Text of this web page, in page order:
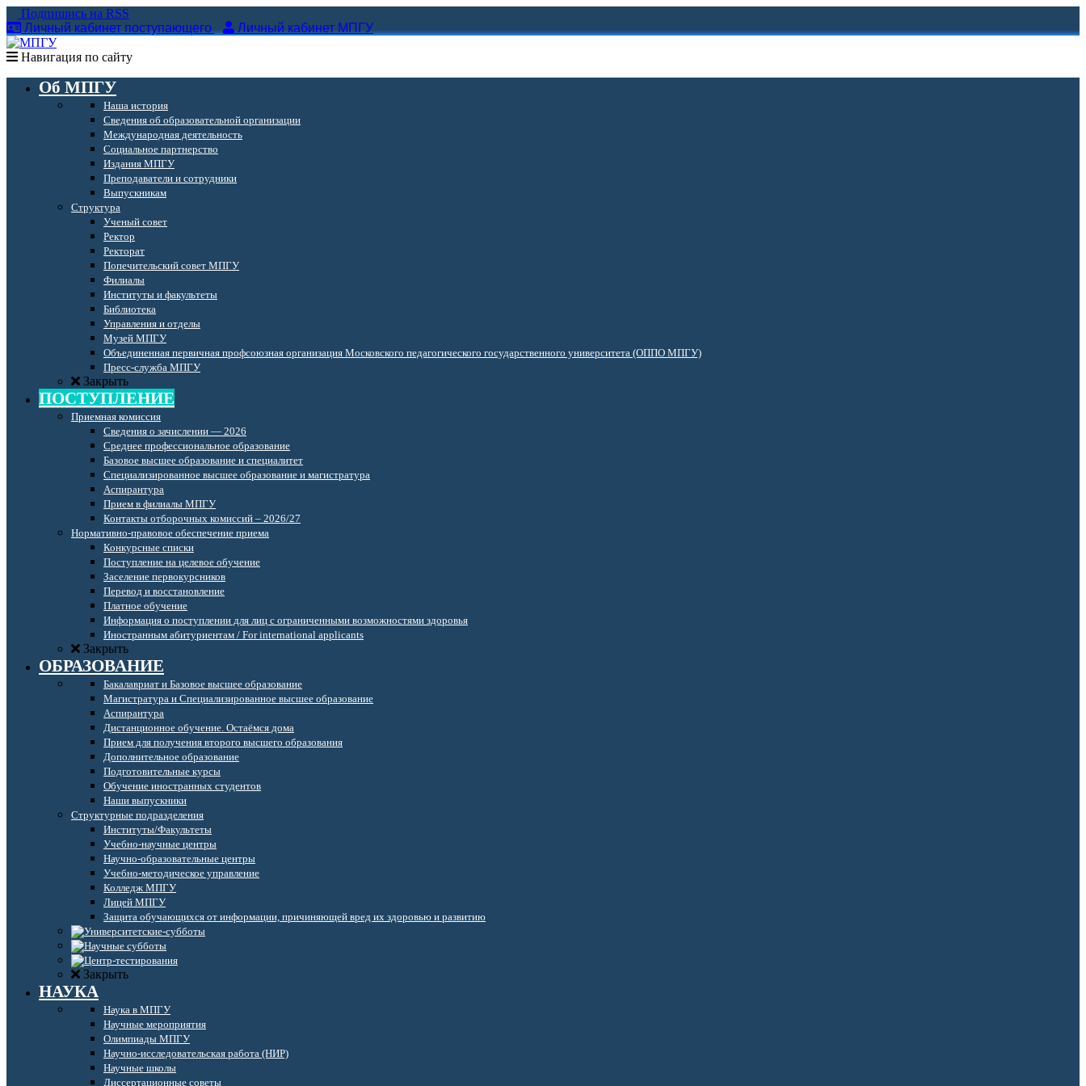
Подпишись на RSS
Личный кабинет поступающего
Личный кабинет МПГУ
Навигация по сайту
Об МПГУ
Наша история
Сведения об образовательной организации
Международная деятельность
Социальное партнерство
Издания МПГУ
Преподаватели и сотрудники
Выпускникам
Структура
Ученый совет
Ректор
Ректорат
Попечительский совет МПГУ
Филиалы
Институты и факультеты
Библиотека
Управления и отделы
Музей МПГУ
Объединенная первичная профсоюзная организация Московского педагогического государственного университета (ОППО МПГУ)
Пресс-служба МПГУ
Закрыть
ПОСТУПЛЕНИЕ
Приемная комиссия
Сведения о зачислении — 2026
Среднее профессиональное образование
Базовое высшее образование и специалитет
Специализированное высшее образование и магистратура
Аспирантура
Прием в филиалы МПГУ
Контакты отборочных комиссий – 2026/27
Нормативно-правовое обеспечение приема
Конкурсные списки
Поступление на целевое обучение
Заселение первокурсников
Перевод и восстановление
Платное обучение
Информация о поступлении для лиц с ограниченными возможностями здоровья
Иностранным абитуриентам / For international applicants
Закрыть
ОБРАЗОВАНИЕ
Бакалавриат и Базовое высшее образование
Магистратура и Специализированное высшее образование
Аспирантура
Дистанционное обучение. Остаёмся дома
Прием для получения второго высшего образования
Дополнительное образование
Подготовительные курсы
Обучение иностранных студентов
Наши выпускники
Структурные подразделения
Институты/Факультеты
Учебно-научные центры
Научно-образовательные центры
Учебно-методическое управление
Колледж МПГУ
Лицей МПГУ
Защита обучающихся от информации, причиняющей вред их здоровью и развитию
Закрыть
НАУКА
Наука в МПГУ
Научные мероприятия
Олимпиады МПГУ
Научно-исследовательская работа (НИР)
Научные школы
Диссертационные советы